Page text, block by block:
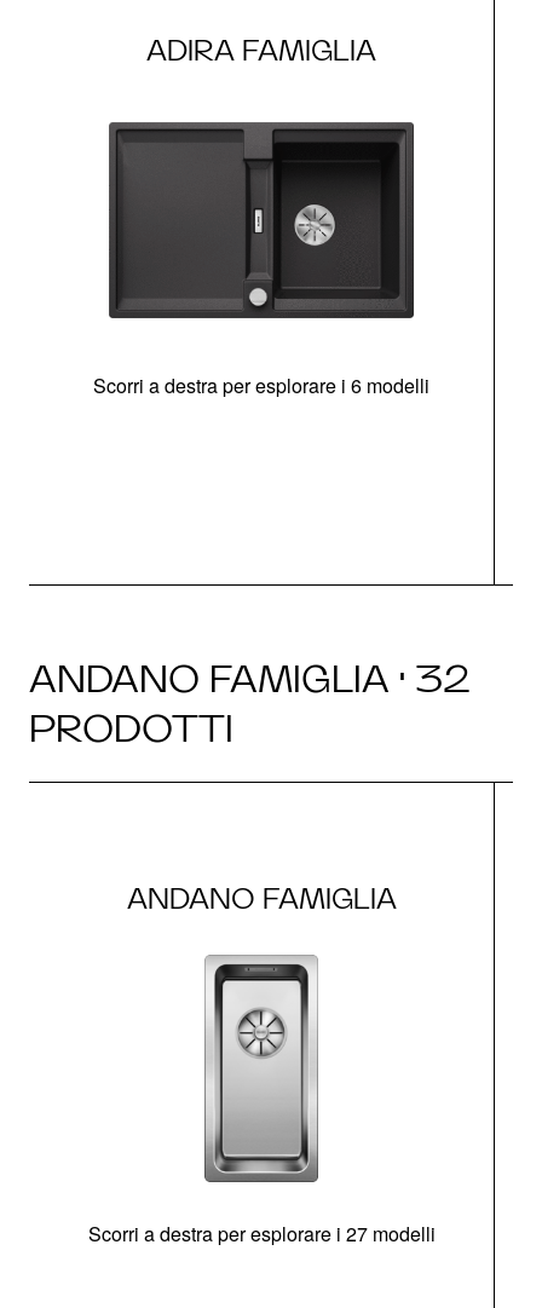
ADIRA FAMIGLIA
Scorri a destra per esplorare i 6 modelli
ANDANO FAMIGLIA · 32
PRODOTTI
ANDANO FAMIGLIA
Scorri a destra per esplorare i 27 modelli